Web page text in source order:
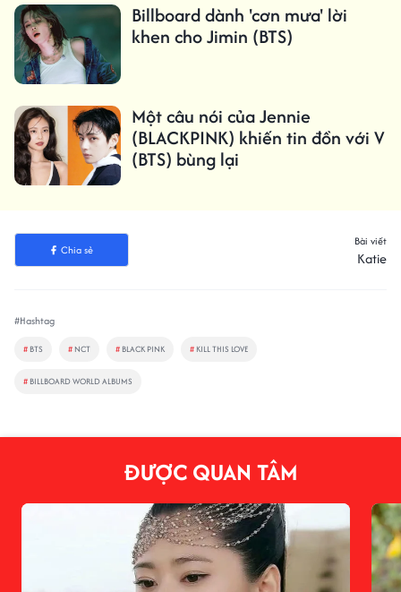
Billboard dành 'cơn mưa' lời
khen cho Jimin (BTS)
Một câu nói của Jennie
(BLACKPINK) khiến tin đồn với V
(BTS) bùng lại
Chia sẻ
Bài viết
Katie
#Hashtag
# BTS # NCT # BLACK PINK # KILL THIS LOVE
# BILLBOARD WORLD ALBUMS
ĐƯỢC QUAN TÂM